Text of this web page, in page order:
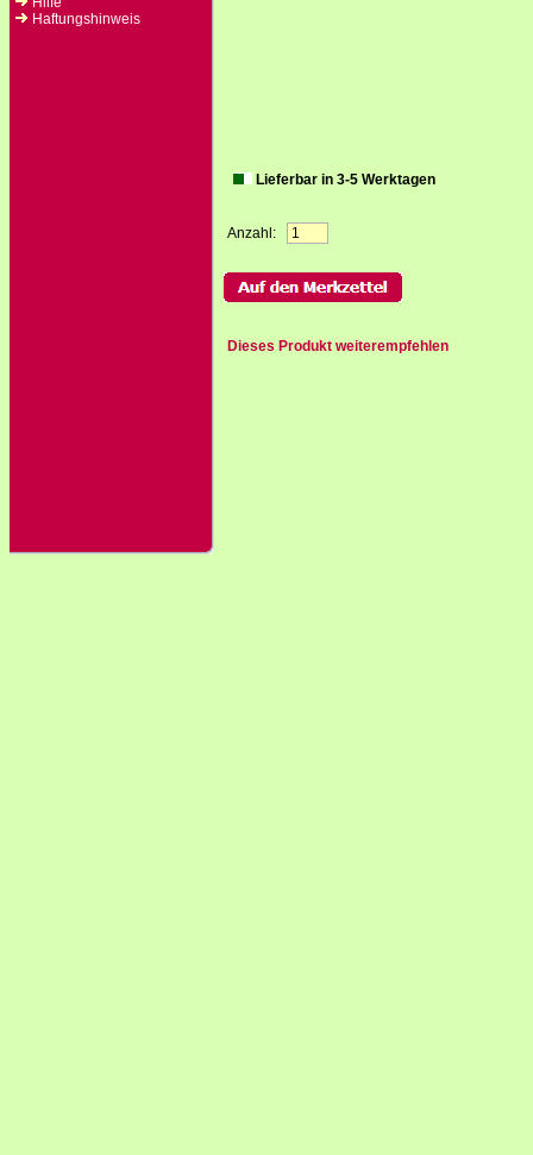
Haftungshinweis
Lieferbar in 3-5 Werktagen
Anzahl:
Dieses Produkt weiterempfehlen